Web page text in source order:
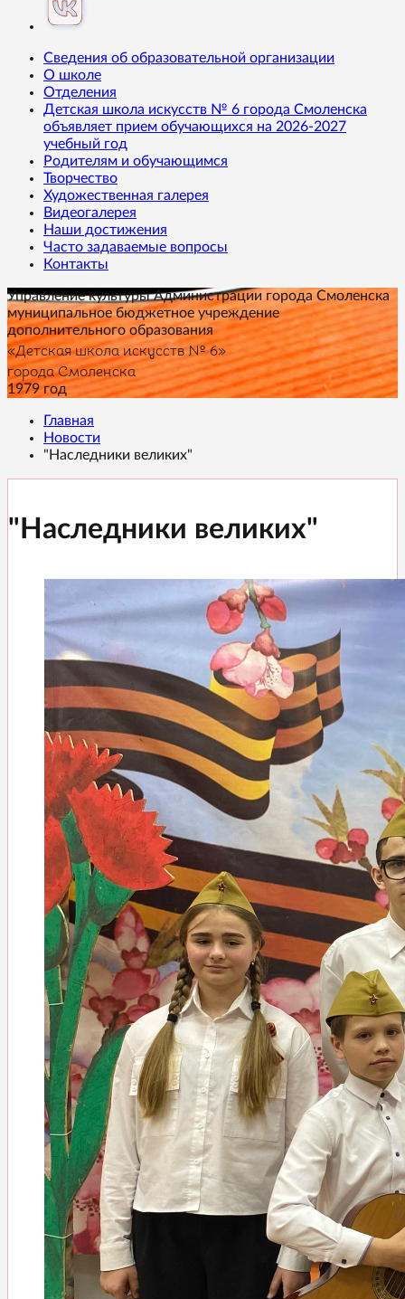
Сведения об образовательной организации
О школе
Отделения
Детская школа искусств № 6 города Смоленска
объявляет прием обучающихся на 2026-2027
учебный год
Родителям и обучающимся
Творчество
Художественная галерея
Видеогалерея
Наши достижения
Часто задаваемые вопросы
Контакты
Управление культуры Администрации города Смоленска
муниципальное бюджетное учреждение
дополнительного образования
«Детская школа искусств № 6»
города Смоленска
1979 год
Главная
Новости
"Наследники великих"
"Наследники великих"